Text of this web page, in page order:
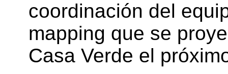
coordinación del
mapping que se
Casa Verde el